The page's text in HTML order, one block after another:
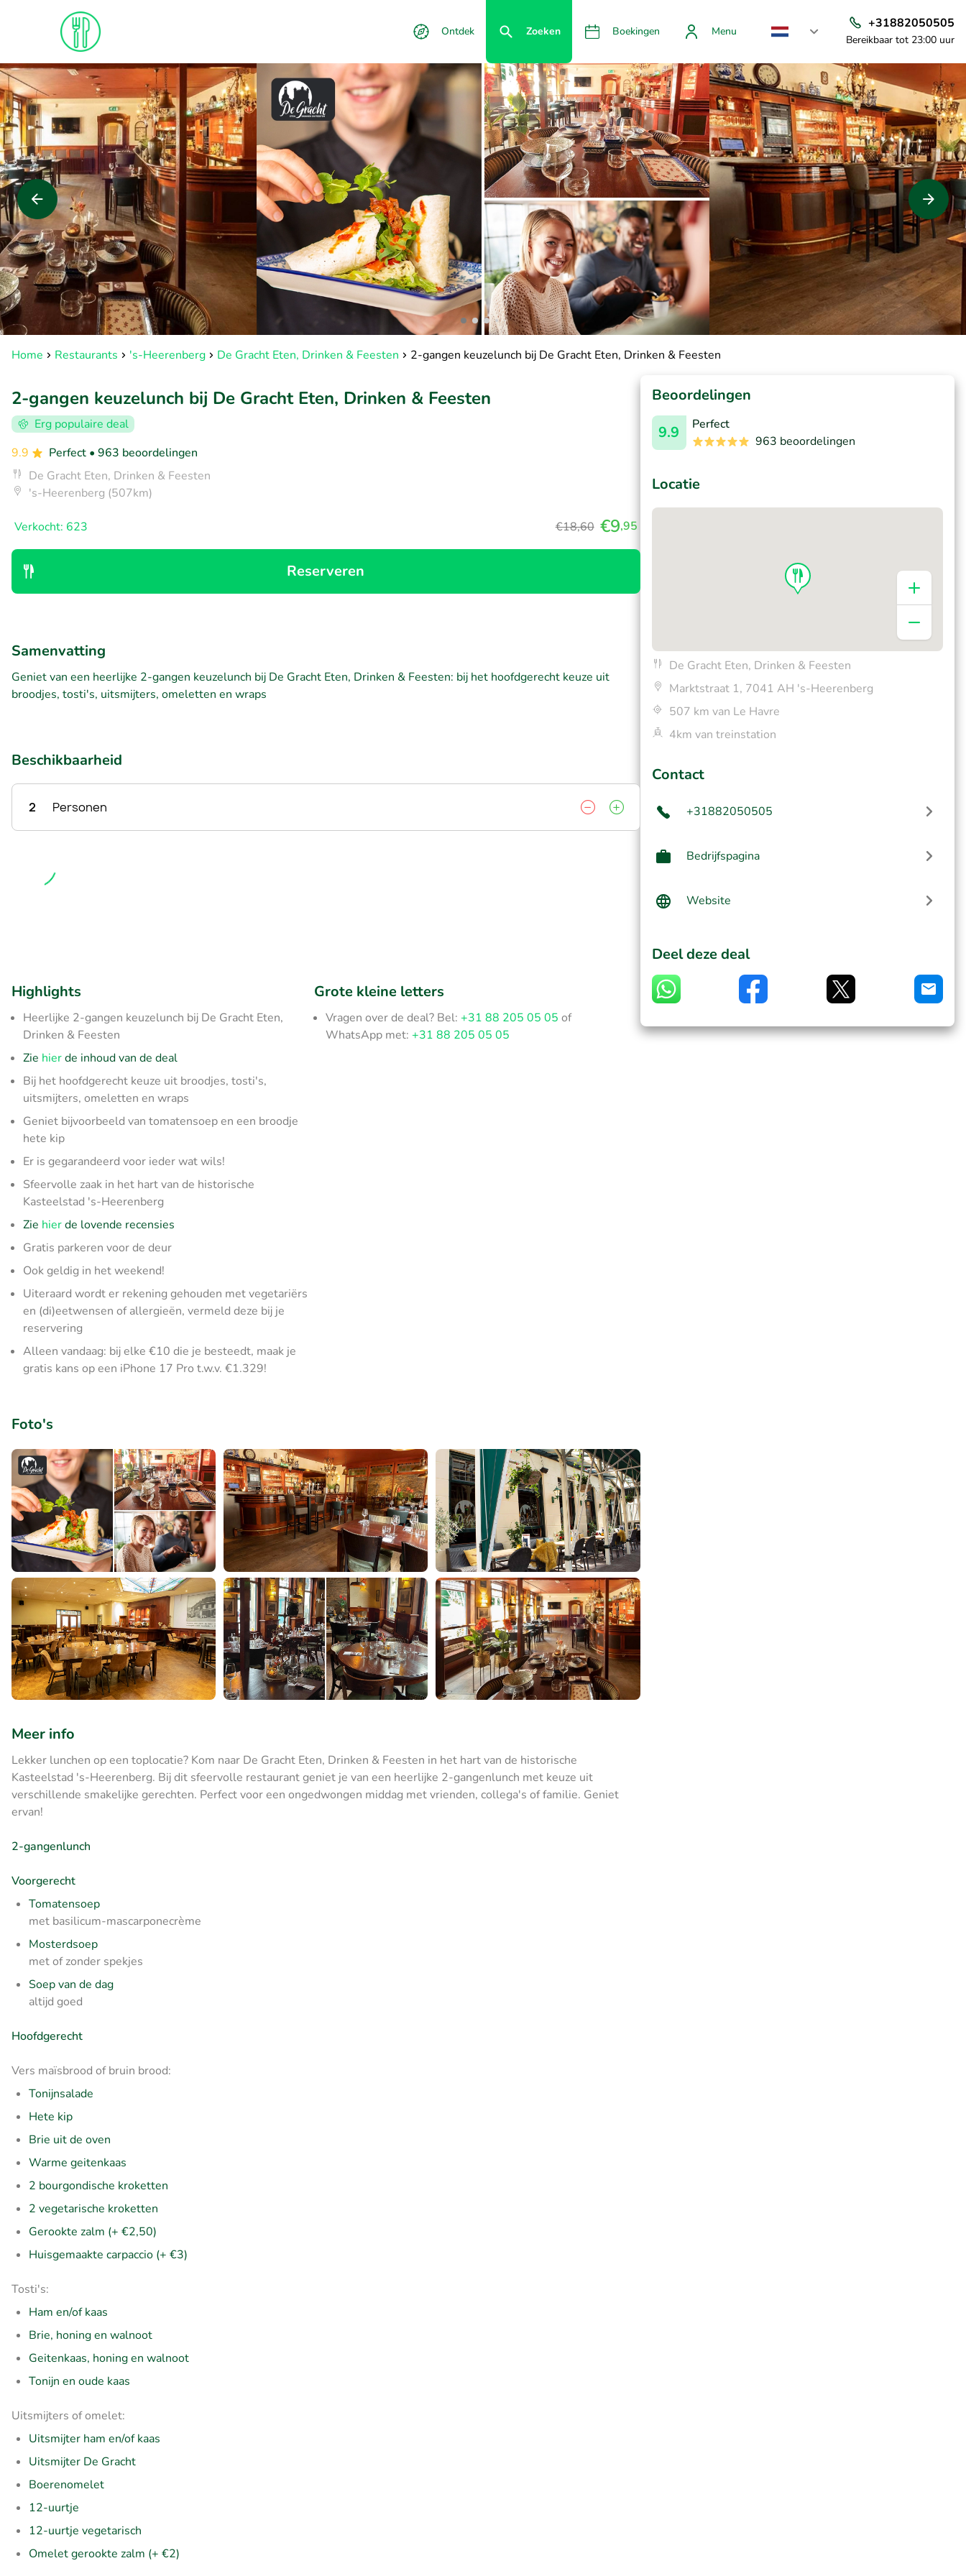
Ontdek Zoeken Boekingen Menu
+31882050505
Bereikbaar tot 23:00 uur
Home Restaurants 's-Heerenberg De Gracht Eten, Drinken & Feesten 2-gangen keuzelunch bij De Gracht Eten, Drinken & Feesten
2-gangen keuzelunch bij De Gracht Eten, Drinken & Feesten
Erg populaire deal
9.9
Perfect • 963 beoordelingen
De Gracht Eten, Drinken & Feesten
's-Heerenberg (507km)
Verkocht: 623 €18,60 €9,95
Reserveren
Samenvatting
Geniet van een heerlijke 2-gangen keuzelunch bij De Gracht Eten, Drinken & Feesten: bij het hoofdgerecht keuze uit
broodjes, tosti's, uitsmijters, omeletten en wraps
Beschikbaarheid
2 Personen
Highlights
Heerlijke 2-gangen keuzelunch bij De Gracht Eten,
Drinken & Feesten
Zie hierde inhoud van de deal
Bij het hoofdgerecht keuze uit broodjes, tosti's,
uitsmijters, omeletten en wraps
Geniet bijvoorbeeld van tomatensoep en een broodje
hete kip
Er is gegarandeerd voor ieder wat wils!
Sfeervolle zaak in het hart van de historische
Kasteelstad 's-Heerenberg
Zie hierde lovende recensies
Gratis parkeren voor de deur
Ook geldig in het weekend!
Uiteraard wordt er rekening gehouden met vegetariërs
en (di)eetwensen of allergieën, vermeld deze bij je
reservering
Alleen vandaag: bij elke €10 die je besteedt, maak je
gratis kans op een iPhone 17 Pro t.w.v. €1.329!
Grote kleine letters
Vragen over de deal? Bel:+31 88 205 05 05 of
WhatsApp met:+31 88 205 05 05
Foto's
Meer info
Lekker lunchen op een toplocatie? Kom naar De Gracht Eten, Drinken & Feesten in het hart van de historische
Kasteelstad 's-Heerenberg. Bij dit sfeervolle restaurant geniet je van een heerlijke 2-gangenlunch met keuze uit
verschillende smakelijke gerechten. Perfect voor een ongedwongen middag met vrienden, collega's of familie. Geniet
ervan!
2-gangenlunch
Voorgerecht
Tomatensoep
met basilicum-mascarponecrème
Mosterdsoep
met of zonder spekjes
Soep van de dag
altijd goed
Hoofdgerecht
Vers maïsbrood of bruin brood:
Tonijnsalade
Hete kip
Brie uit de oven
Warme geitenkaas
2 bourgondische kroketten
2 vegetarische kroketten
Gerookte zalm (+ €2,50)
Huisgemaakte carpaccio (+ €3)
Tosti's:
Ham en/of kaas
Brie, honing en walnoot
Geitenkaas, honing en walnoot
Tonijn en oude kaas
Uitsmijters of omelet:
Uitsmijter ham en/of kaas
Uitsmijter De Gracht
Boerenomelet
12-uurtje
12-uurtje vegetarisch
Omelet gerookte zalm (+ €2)
Beoordelingen
9.9
Perfect
963 beoordelingen
Locatie
De Gracht Eten, Drinken & Feesten
Marktstraat 1, 7041 AH 's-Heerenberg
507 km van Le Havre
4km van treinstation
Contact
+31882050505
Bedrijfspagina
Website
Deel deze deal